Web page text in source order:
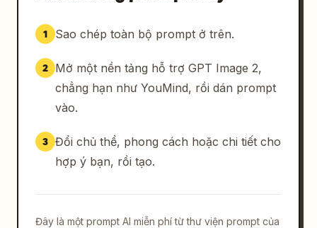
1 Sao chép toàn bộ prompt ở trên.
2
Mở một nền tảng hỗ trợ GPT Image 2,
chẳng hạn như YouMind, rồi dán prompt
vào.
3 Đổi chủ thể, phong cách hoặc chi tiết cho
hợp ý bạn, rồi tạo.
Đây là một prompt AI miễn phí từ thư viện prompt của